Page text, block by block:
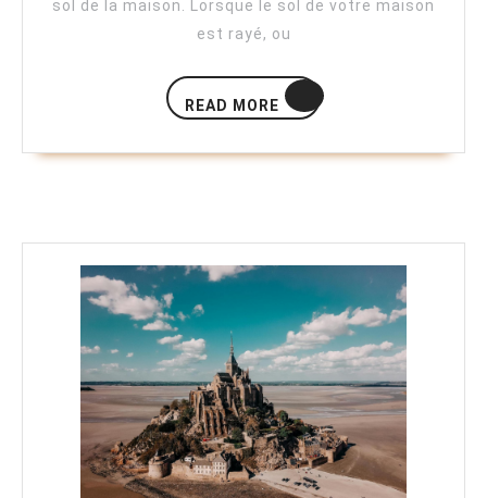
sol de la maison. Lorsque le sol de votre maison
est rayé, ou
READ MORE
READ
MORE